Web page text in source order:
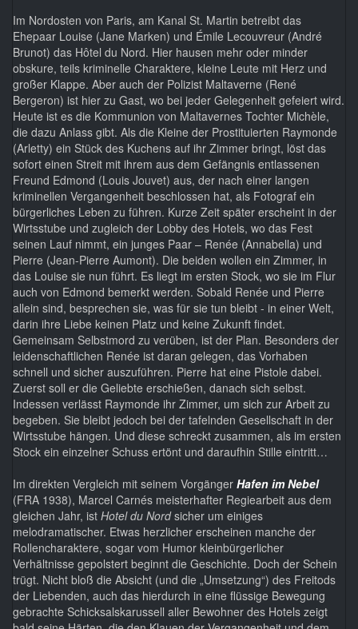
Im Nordosten von Paris, am Kanal St. Martin betreibt das
Ehepaar Louise (Jane Marken) und Émile Lecouvreur (André
Brunot) das Hôtel du Nord. Hier hausen mehr oder minder
obskure, teils kriminelle Charaktere, kleine Leute mit Herz und
großer Klappe. Aber auch der Polizist Maltaverne (René
Bergeron) ist hier zu Gast, wo bei jeder Gelegenheit gefeiert wird.
Heute ist es die Kommunion von Maltavernes Tochter Michèle,
die dazu Anlass gibt. Als die Kleine der Prostituierten Raymonde
(Arletty) ein Stück des Kuchens auf ihr Zimmer bringt, löst das
sofort einen Streit mit ihrem aus dem Gefängnis entlassenen
Freund Edmond (Louis Jouvet) aus, der nach einer langen
kriminellen Vergangenheit beschlossen hat, als Fotograf ein
bürgerliches Leben zu führen. Kurze Zeit später erscheint in der
Wirtsstube und zugleich der Lobby des Hotels, wo das Fest
seinen Lauf nimmt, ein junges Paar – Renée (Annabella) und
Pierre (Jean-Pierre Aumont). Die beiden wollen ein Zimmer, in
das Louise sie nun führt. Es liegt im ersten Stock, wo sie im Flur
auch von Edmond bemerkt werden. Sobald Renée und Pierre
allein sind, besprechen sie, was für sie tun bleibt - in einer Welt,
darin ihre Liebe keinen Platz und keine Zukunft findet.
Gemeinsam Selbstmord zu verüben, ist der Plan. Besonders der
leidenschaftlichen Renée ist daran gelegen, das Vorhaben
schnell und sicher auszuführen. Pierre hat eine Pistole dabei.
Zuerst soll er die Geliebte erschießen, danach sich selbst.
Indessen verlässt Raymonde ihr Zimmer, um sich zur Arbeit zu
begeben. Sie bleibt jedoch bei der tafelnden Gesellschaft in der
Wirtsstube hängen. Und diese schreckt zusammen, als im ersten
Stock ein einzelner Schuss ertönt und daraufhin Stille eintritt…
Im direkten Vergleich mit seinem Vorgänger Hafen im Nebel
(FRA 1938), Marcel Carnés meisterhafter Regiearbeit aus dem
gleichen Jahr, ist Hotel du Nordsicher um einiges
melodramatischer. Etwas herzlicher erscheinen manche der
Rollencharaktere, sogar vom Humor kleinbürgerlicher
Verhältnisse gepolstert beginnt die Geschichte. Doch der Schein
trügt. Nicht bloß die Absicht (und die „Umsetzung“) des Freitods
der Liebenden, auch das hierdurch in eine flüssige Bewegung
gebrachte Schicksalskarussell aller Bewohner des Hotels zeigt